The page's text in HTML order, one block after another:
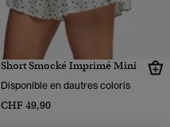
Short Smocké Imprimé Mini
Disponible en dautres coloris
CHF 49,90